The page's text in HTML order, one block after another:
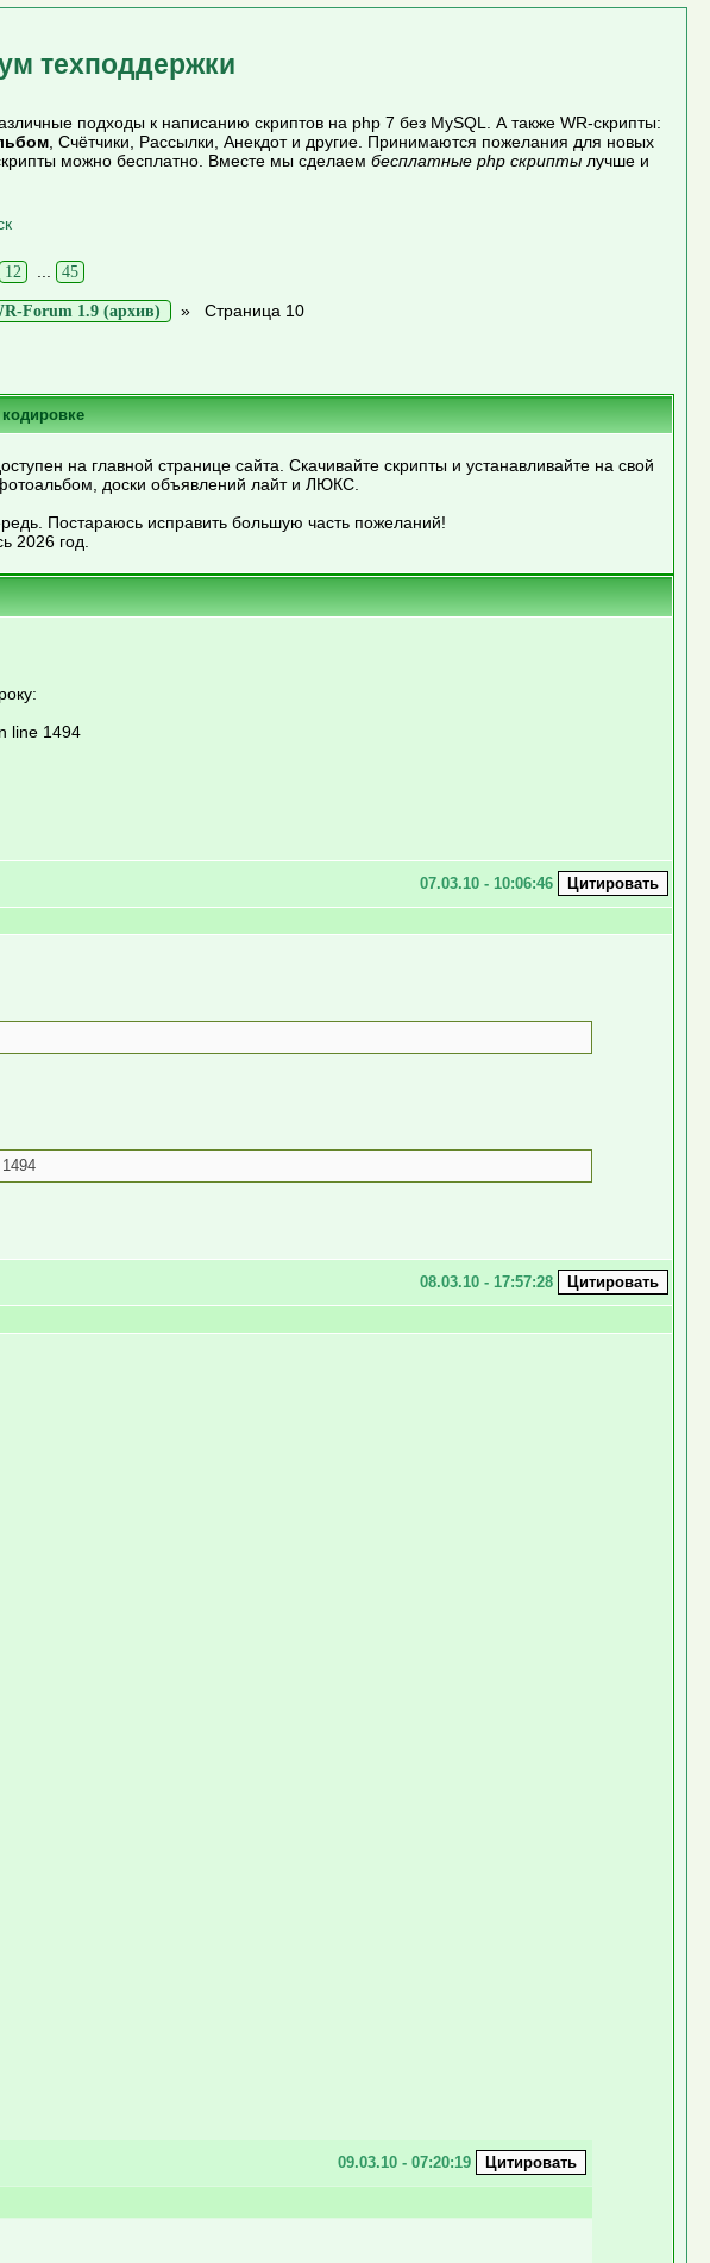
техподдержки
подходы к написанию скриптов на php 7 без MySQL. А также WR-скрипты:
, Счётчики, Рассылки, Анекдот и другие. Принимаются пожелания для новых
можно бесплатно. Вместе мы сделаем бесплатные php скриптылучше и
12 45
Forum 1.9 (архив) » Страница 10
на главной странице сайта. Скачивайте скрипты и устанавливайте на свой
доски объявлений лайт и ЛЮКС.
Постараюсь исправить большую часть пожеланий!
2026 год.
line 1494
07.03.10 - 10:06:46
08.03.10 - 17:57:28
09.03.10 - 07:20:19